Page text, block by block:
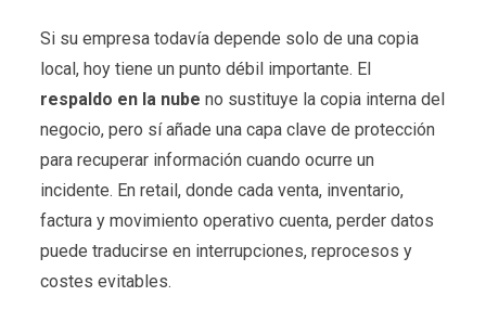
Si su empresa todavía depende solo de una copia
local, hoy tiene un punto débil importante. El
respaldo en la nube no sustituye la copia interna del
negocio, pero sí añade una capa clave de protección
para recuperar información cuando ocurre un
incidente. En retail, donde cada venta, inventario,
factura y movimiento operativo cuenta, perder datos
puede traducirse en interrupciones, reprocesos y
costes evitables.